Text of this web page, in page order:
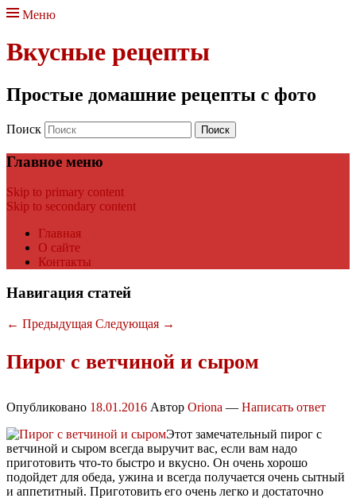
Меню
Вкусные рецепты
Простые домашние рецепты с фото
Поиск
Главное меню
Skip to primary content
Skip to secondary content
Главная
О сайте
Контакты
Навигация статей
← Предыдущая Следующая →
Пирог с ветчиной и сыром
Опубликовано 18.01.2016 Автор Oriona — Написать ответ
Этот замечательный пирог с
ветчиной и сыром всегда выручит вас, если вам надо
приготовить что-то быстро и вкусно. Он очень хорошо
подойдет для обеда, ужина и всегда получается очень сытный
и аппетитный. Приготовить его очень легко и достаточно